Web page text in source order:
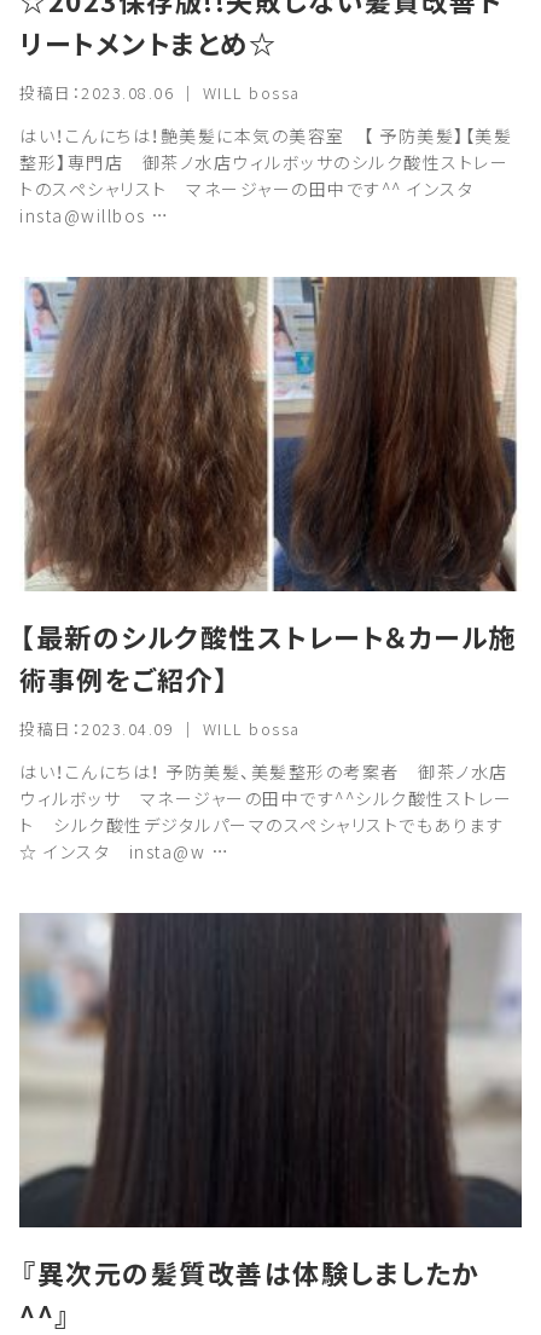
リートメントまとめ☆
投稿日：2023.08.06 ｜ WILL bossa
はい！こんにちは！艶美髪に本気の美容室 【 予防美髪】【美髪
整形】専門店 御茶ノ水店ウィルボッサのシルク酸性ストレー
トのスペシャリスト マネージャーの田中です^^ インスタ
insta@willbos …
【最新のシルク酸性ストレート＆カール施
術事例をご紹介】
投稿日：2023.04.09 ｜ WILL bossa
はい！こんにちは！ 予防美髪、美髪整形の考案者 御茶ノ水店
ウィルボッサ マネージャーの田中です^^シルク酸性ストレー
ト シルク酸性デジタルパーマのスペシャリストでもあります
☆ インスタ insta@w …
『異次元の髪質改善は体験しましたか
^^』